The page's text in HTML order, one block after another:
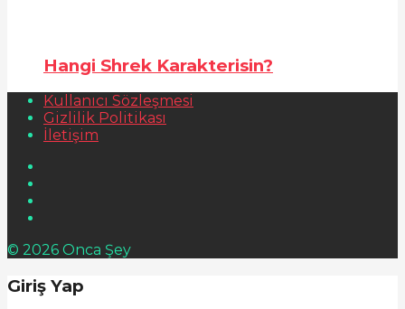
Hangi Shrek Karakterisin?
Kullanıcı Sözleşmesi
Gizlilik Politikası
İletişim
© 2026 Onca Şey
Giriş Yap